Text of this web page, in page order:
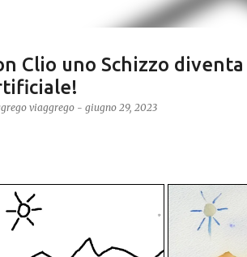
Clio uno Schizzo
viaggrego - giugno 29, 2023